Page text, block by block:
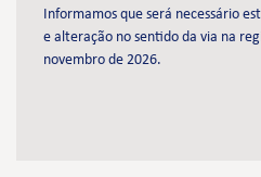
Informamos que será necessário
e alteração no sentido da via na
novembro de 2026.